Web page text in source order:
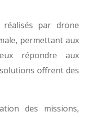
réalisés par drone
permettant aux
répondre aux
offrent des
des missions,